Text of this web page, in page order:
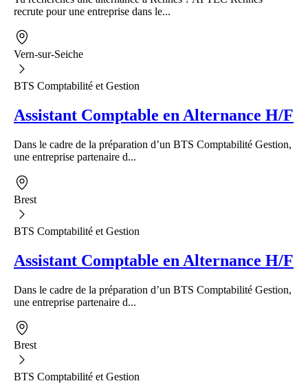
recrute pour une entreprise dans le...
Vern-sur-Seiche
BTS Comptabilité et Gestion
Assistant Comptable en Alternance H/F
Dans le cadre de la préparation d’un BTS Comptabilité Gestion,
une entreprise partenaire d...
Brest
BTS Comptabilité et Gestion
Assistant Comptable en Alternance H/F
Dans le cadre de la préparation d’un BTS Comptabilité Gestion,
une entreprise partenaire d...
Brest
BTS Comptabilité et Gestion